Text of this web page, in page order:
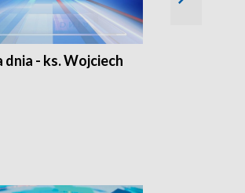
dnia - ks. Wojciech